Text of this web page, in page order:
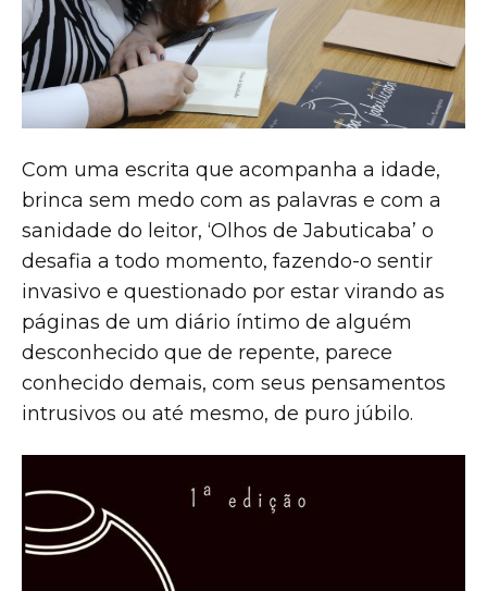
Com uma escrita que acompanha a idade,
brinca sem medo com as palavras e com a
sanidade do leitor, ‘Olhos de Jabuticaba’ o
desafia a todo momento, fazendo-o sentir
invasivo e questionado por estar virando as
páginas de um diário íntimo de alguém
desconhecido que de repente, parece
conhecido demais, com seus pensamentos
intrusivos ou até mesmo, de puro júbilo.